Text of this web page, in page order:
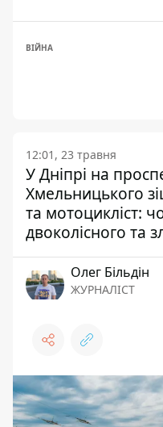
ВІЙНА
12:01, 23 травня
У Дніпрі на
Хмельницького
та мотоцикліст:
двоколісного та
Олег Більдін
ЖУРНАЛІСТ